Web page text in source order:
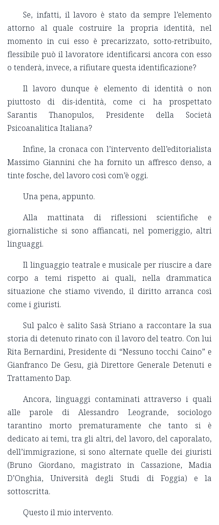
Se, infatti, il lavoro è stato da sempre l’elemento
attorno al quale costruire la propria identità, nel
momento in cui esso è precarizzato, sotto-retribuito,
flessibile può il lavoratore identificarsi ancora con esso
o tenderà, invece, a rifiutare questa identificazione?
Il lavoro dunque è elemento di identità o non
piuttosto di dis-identità, come ci ha prospettato
Sarantis Thanopulos, Presidente della Società
Psicoanalitica Italiana?
Infine, la cronaca con l’intervento dell’editorialista
Massimo Giannini che ha fornito un affresco denso, a
tinte fosche, del lavoro così com’è oggi.
Una pena, appunto.
Alla mattinata di riflessioni scientifiche e
giornalistiche si sono affiancati, nel pomeriggio, altri
linguaggi.
Il linguaggio teatrale e musicale per riuscire a dare
corpo a temi rispetto ai quali, nella drammatica
situazione che stiamo vivendo, il diritto arranca così
come i giuristi.
Sul palco è salito Sasà Striano a raccontare la sua
storia di detenuto rinato con il lavoro del teatro. Con lui
Rita Bernardini, Presidente di “Nessuno tocchi Caino” e
Gianfranco De Gesu, già Direttore Generale Detenuti e
Trattamento Dap.
Ancora, linguaggi contaminati attraverso i quali
alle parole di Alessandro Leogrande, sociologo
tarantino morto prematuramente che tanto si è
dedicato ai temi, tra gli altri, del lavoro, del caporalato,
dell’immigrazione, si sono alternate quelle dei giuristi
(Bruno Giordano, magistrato in Cassazione, Madia
D’Onghia, Università degli Studi di Foggia) e la
sottoscritta.
Questo il mio intervento.